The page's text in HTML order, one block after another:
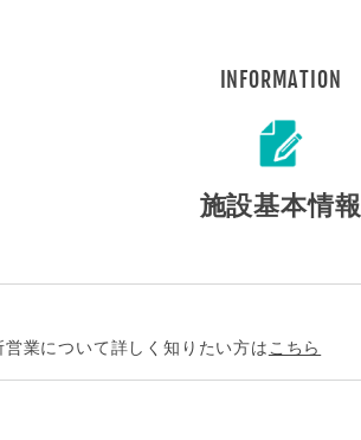
INFORMATION
施設基本情報
業について詳しく知りたい方は こちら